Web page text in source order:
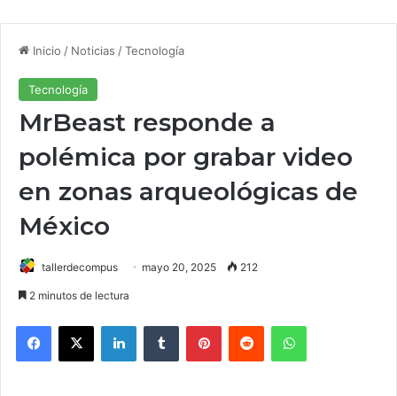
Inicio / Noticias /Tecnología
Tecnología
MrBeast responde a
polémica por grabar video
en zonas arqueológicas de
México
tallerdecompus mayo 20, 2025 212
2 minutos de lectura